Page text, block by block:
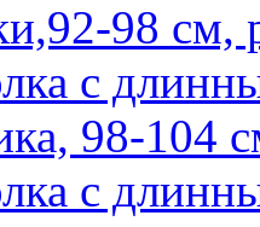
98 см,
с
98-104
с